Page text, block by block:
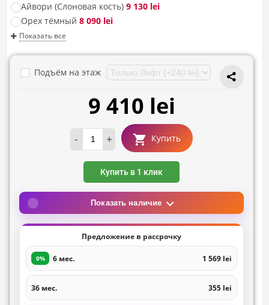
Айвори (Слоновая кость) 9 130 lei
Орех тёмный 8 090 lei
Показать все
Подъём на этаж
9 410 lei
- + Купить
Купить в 1 клик
Показать наличие
Предложение в рассрочку
0% 6 мес. 1 569 lei
36 мес. 355 lei